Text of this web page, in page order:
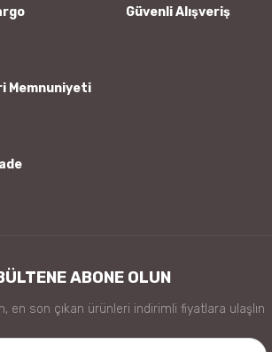
hatalar bulunuyor. Güvenli Alışveriş
Memnuniyeti
ABONE OLUN
en son çıkan ürünleri indirimli fiyatlara ulaşlın